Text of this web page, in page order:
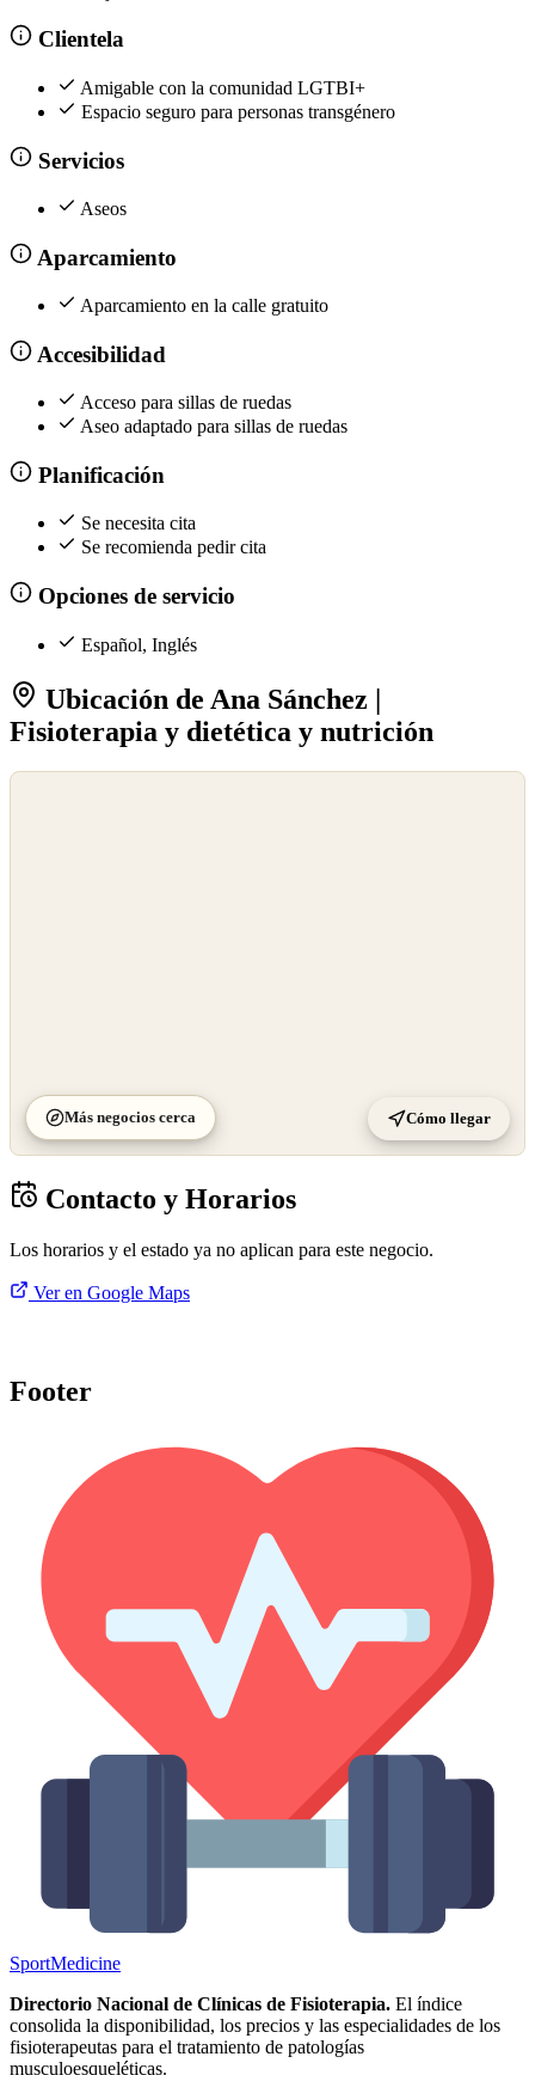
Clientela
Amigable con la comunidad LGTBI+
Espacio seguro para personas transgénero
Servicios
Aseos
Aparcamiento
Aparcamiento en la calle gratuito
Accesibilidad
Acceso para sillas de ruedas
Aseo adaptado para sillas de ruedas
Planificación
Se necesita cita
Se recomienda pedir cita
Opciones de servicio
Español, Inglés
Ubicación de Ana Sánchez |
Fisioterapia y dietética y nutrición
Más negocios cerca Cómo llegar
Contacto y Horarios
Los horarios y el estado ya no aplican para este negocio.
Ver en Google Maps
Footer
SportMedicine
Directorio Nacional de Clínicas de Fisioterapia. El índice
consolida la disponibilidad, los precios y las especialidades de los
fisioterapeutas para el tratamiento de patologías
musculoesqueléticas.